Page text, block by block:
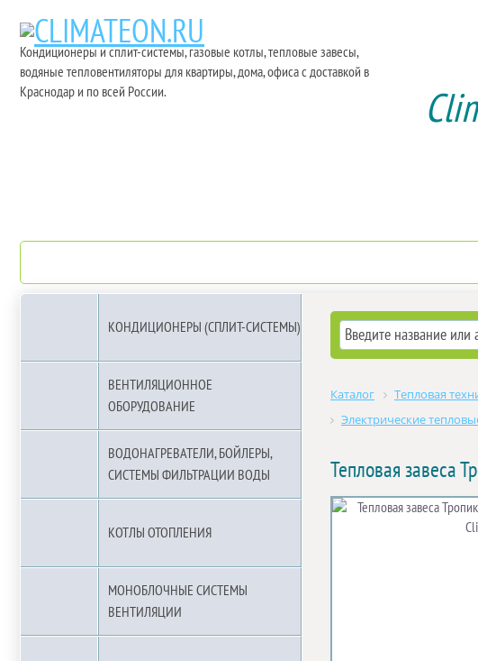
Кондиционеры и сплит-системы, газовые котлы, тепловые завесы,
водяные тепловентиляторы для квартиры, дома, офиса с доставкой в
Краснодар и по всей России.
КОНДИЦИОНЕРЫ (СПЛИТ-СИСТЕМЫ)
ВЕНТИЛЯЦИОННОЕ
ОБОРУДОВАНИЕ
ВОДОНАГРЕВАТЕЛИ, БОЙЛЕРЫ,
СИСТЕМЫ ФИЛЬТРАЦИИ ВОДЫ
КОТЛЫ ОТОПЛЕНИЯ
МОНОБЛОЧНЫЕ СИСТЕМЫ
ВЕНТИЛЯЦИИ
Каталог Тепловая
Электрические
Тепловая завеса